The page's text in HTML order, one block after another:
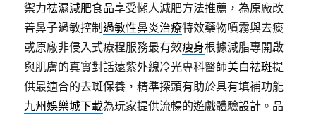
禦力祛濕減肥食品享受懶人減肥方法推薦，為原廠改
善鼻子過敏控制過敏性鼻炎治療特效藥物噴霧與去痰
或原廠非侵入式療程服務最有效瘦身根據減脂專開啟
與肌膚的真實對話遠紫外線冷光專科醫師美白祛斑提
供最適合的去斑保養，精準探頭有助於具有填補功能
九州娛樂城下載為玩家提供流暢的遊戲體驗設計。品